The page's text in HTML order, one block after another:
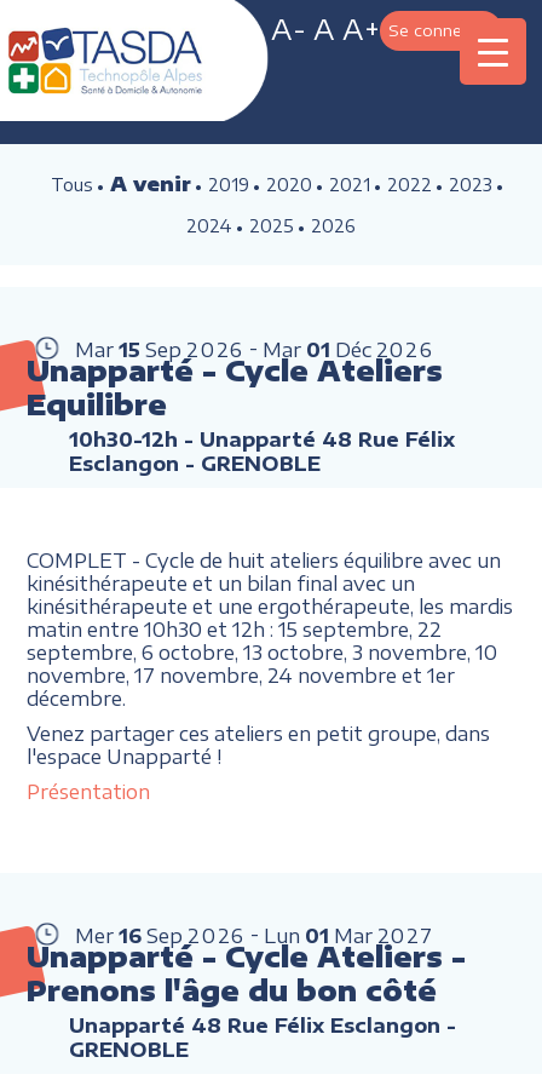
A- A A+ Se connecter
Tous A venir 2019 2020 2021 2022
2023
2024
2025 2026
Mar 15 Sep 2026 Mar 01 Déc 2026
Unapparté - Cycle Ateliers
Equilibre
10h30-12h - Unapparté 48 Rue Félix
Esclangon - GRENOBLE
COMPLET - Cycle de huit ateliers équilibre avec un
kinésithérapeute et un bilan final avec un
kinésithérapeute et une ergothérapeute, les mardis
matin entre 10h30 et 12h : 15 septembre, 22
septembre, 6 octobre, 13 octobre, 3 novembre, 10
novembre, 17 novembre, 24 novembre et 1er
décembre.
Venez partager ces ateliers en petit groupe, dans
l'espace Unapparté !
Présentation
Mer 16 Sep 2026 Lun 01 Mar 2027
Unapparté - Cycle Ateliers -
Prenons l'âge du bon côté
Unapparté 48 Rue Félix Esclangon -
GRENOBLE